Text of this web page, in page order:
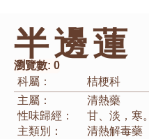
半邊蓮
瀏覽數: 0
科屬：
桔梗科
主屬：
清熱藥
性味歸經：
甘、淡，寒
主類別：
清熱解毒藥